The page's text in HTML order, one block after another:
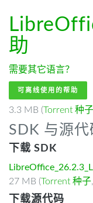
助
需要其它语言？
可离线使用的帮助
3.3 MB (Torrent 种子
SDK 与源代
下载 SDK
27 MB (Torrent 种子,
下载源代码